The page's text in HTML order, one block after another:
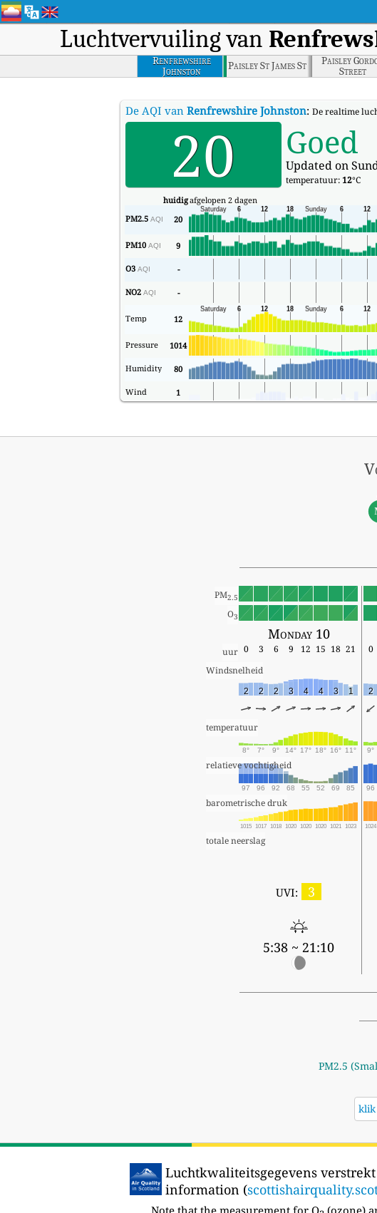
Luchtvervuiling van
Renfrewshire
Johnston
Paisley St James St
Paisley
Street
De AQI van Renfrewshire Johnston: De realtime
20 Goed
Updated on
temperatuur: 12°C
huidigafgelopen 2 dagen
PM2.5 AQI 20
PM10 AQI 9
O3 AQI -
NO2 AQI -
Temp 12
Pressure 1014
Humidity 80
Wind 1
PM2.5
O3
Monday 10
uur 0 3 6 9 12 15 18 21 0
Windsnelheid
2 2 2 3 4 4 3 1 2
temperatuur
8° 7° 9° 14° 17° 18° 16° 11° 9°
relatieve vochtigheid
97 96 92 68 55 52 69 85 96
barometrische druk
1015 1017 1018 1020 1020 1020 1021 1023 1024
totale neerslag
UVI: 3
5:38 ~ 21:10
PM2.5
klik
Luchtkwaliteitsgegevens
information (